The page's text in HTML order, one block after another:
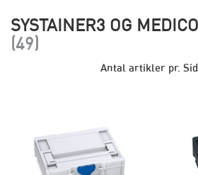
SYSTAINER3 OG
(49)
Antal artikler pr.